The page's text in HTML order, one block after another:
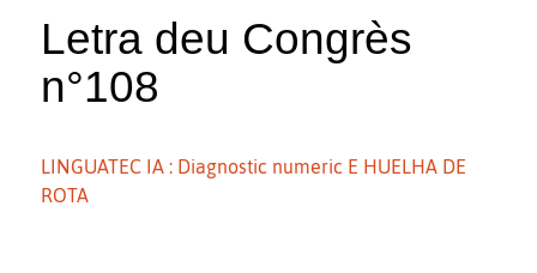
Letra deu Congrès
n°108
LINGUATEC IA : Diagnostic numeric E HUELHA DE
ROTA